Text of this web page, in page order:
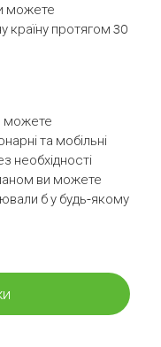
можете
країну протягом 30
можете
та мобільні
необхідності
ви можете
б у будь-якому